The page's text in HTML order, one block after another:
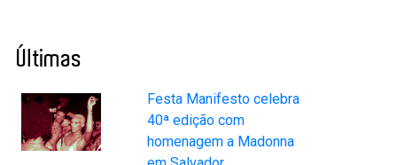
Últimas
Festa Manifesto celebra
40ª edição com
homenagem a Madonna